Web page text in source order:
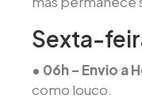
Sexta-
• 06h – Envio a
como louco.